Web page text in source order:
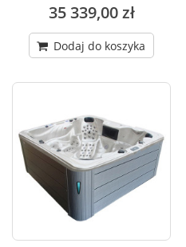
35 339,00 zł
Dodaj do koszyka